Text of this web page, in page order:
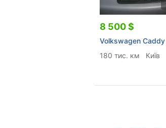
8 500 $
Volkswagen
180 тис. км
Київ